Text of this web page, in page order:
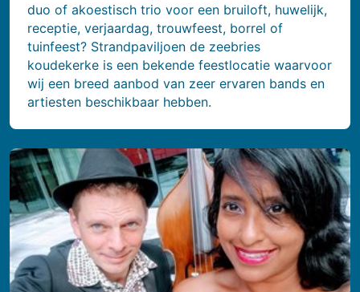
duo of akoestisch trio voor een bruiloft, huwelijk,
receptie, verjaardag, trouwfeest, borrel of
tuinfeest? Strandpaviljoen de zeebries
koudekerke is een bekende feestlocatie waarvoor
wij een breed aanbod van zeer ervaren bands en
artiesten beschikbaar hebben.